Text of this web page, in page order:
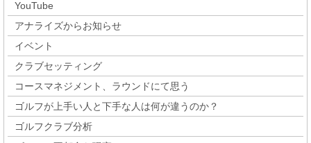
YouTube
アナライズからお知らせ
イベント
クラブセッティング
コースマネジメント、ラウンドにて思う
ゴルフが上手い人と下手な人は何が違うのか？
ゴルフクラブ分析